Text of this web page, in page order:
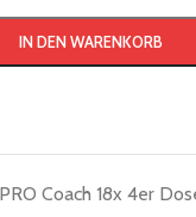
IN DEN WARENKORB
Coach 18x 4er